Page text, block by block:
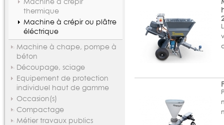
thermique
Machine à crépir ou plâtre
éléctrique
Machine à chape, pompe à
béton
Découpage, sciage
Equipement de protection
individuel haut de gamme
Occasion(s)
Compactage
Métier travaux publics